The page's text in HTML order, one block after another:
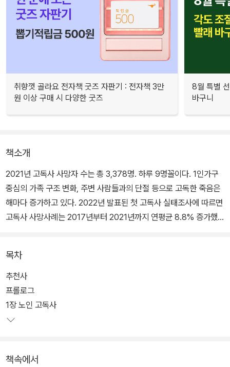
취향껏 골라요 전자책 굿즈 자판기 : 전자책 3만
원 이상 구매 시 다양한 굿즈
8월 특별
바구니
책소개
2021년 고독사 사망자 수는 총 3,378명. 하루 9명꼴이다. 1인가구
중심의 가족 구조 변화, 주변 사람들과의 단절 등으로 고독한 죽음은
해마다 증가하고 있다. 2022년 발표된 첫 고독사 실태조사에 따르면
고독사 사망사례는 2017년부터 2021년까지 연평균 8.8% 증가했
률에서는 고독사를 ‘일정한 시간이 지난 후에 발견되는 죽음’이라 정
의한다. 여기서 ‘일정한 시간’은 복지 담당자의 자의적 해석으로 결정
된다.
우리 사회는 고독한 죽음과 고독한 생이라는 과제에 직면했다. 『고독
의 인터뷰를 통해 고독사 관련 정책과 현황을 정리했다. 저자는 고독
목차
추천사
프롤로그
1장 노인 고독사
책속에서